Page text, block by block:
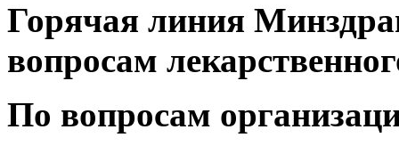
Горячая линия
вопросам
По вопросам